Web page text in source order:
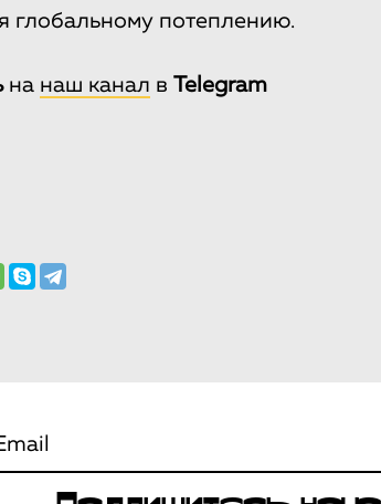
глобальному потеплению.
на наш канал в Telegram